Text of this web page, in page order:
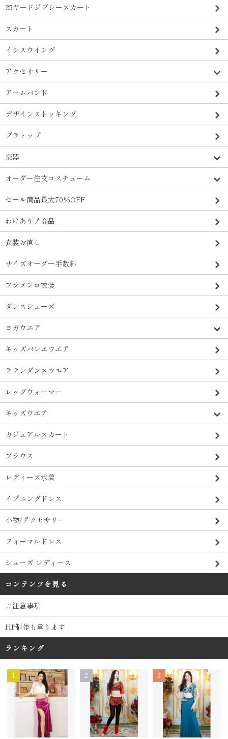
25ヤードジプシースカート
スカート
イシスウイング
アクセサリー
アームバンド
デザインストッキング
ブラトップ
楽器
オーダー注文コスチューム
セール商品最大70％OFF
わけあり！商品
衣装お直し
サイズオーダー手数料
フラメンコ衣装
ダンスシューズ
ヨガウエア
キッズバレエウエア
ラテンダンスウエア
レッグウォーマー
キッズウエア
カジュアルスカート
ブラウス
レディース水着
イブニングドレス
小物/アクセサリー
フォーマルドレス
シューズ レディース
コンテンツを見る
ご注意事項
HP制作も承ります
ランキング
1 2 3